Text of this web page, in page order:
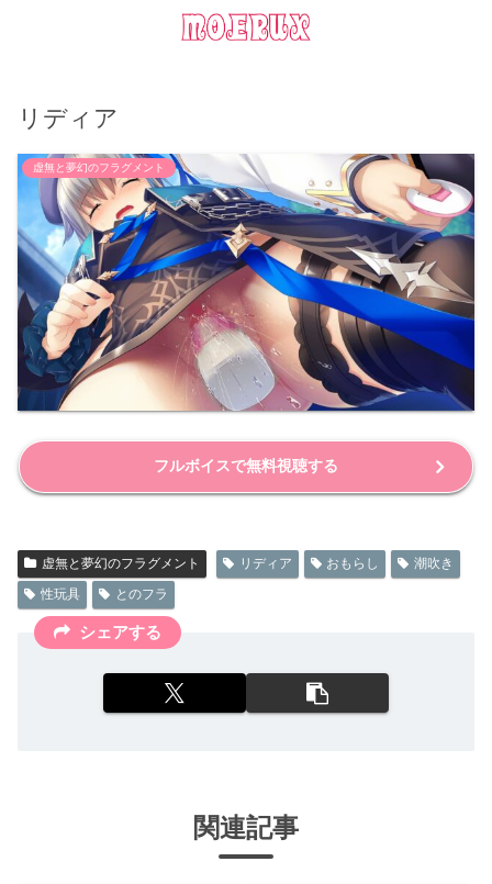
リディア
虚無と夢幻のフラグメント
フルボイスで無料視聴する
虚無と夢幻のフラグメント リディア おもらし
潮吹き
性玩具
とのフラ
シェアする
関連記事